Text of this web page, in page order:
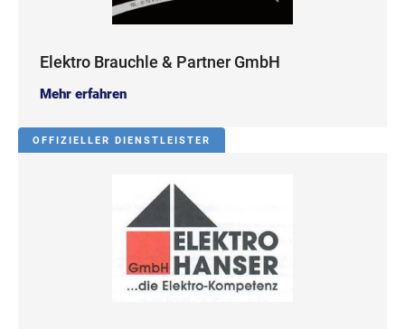
Elektro Brauchle & Partner GmbH
Mehr erfahren
OFFIZIELLER DIENSTLEISTER